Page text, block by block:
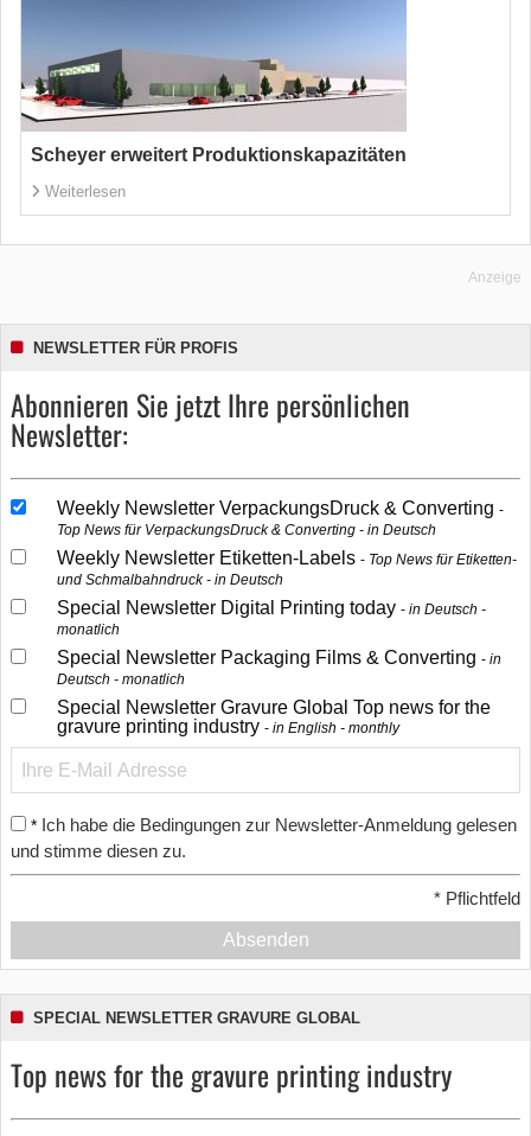
Scheyer erweitert Produktionskapazitäten
Weiterlesen
Anzeige
NEWSLETTER FÜR PROFIS
Abonnieren Sie jetzt Ihre persönlichen
Newsletter:
Weekly Newsletter VerpackungsDruck & Converting
Top News für VerpackungsDruck & Converting - in Deutsch
Weekly Newsletter Etiketten-Labels
Top News für Etiketten-
und Schmalbahndruck - in Deutsch
Special Newsletter Digital Printing today
in Deutsch -
monatlich
Special Newsletter Packaging Films & Converting
in
Deutsch - monatlich
Special Newsletter Gravure Global Top news for the
gravure printing industry
in English - monthly
* Ich habe die Bedingungen zur Newsletter-Anmeldung gelesen
und stimme diesen zu.
* Pflichtfeld
Absenden
SPECIAL NEWSLETTER GRAVURE GLOBAL
Top news for the gravure printing industry